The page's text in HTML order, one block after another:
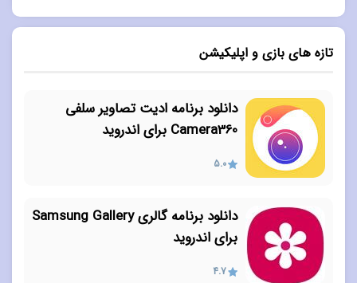
تازه های بازی و اپلیکیشن
دانلود برنامه ادیت تصاویر سلفی
Camera360 برای اندروید
5.0
دانلود برنامه گالری Samsung Gallery
برای اندروید
4.7